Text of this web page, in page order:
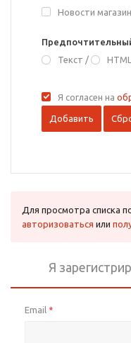
Новости
Текст / HTML
Я согласен на
Для просмотра списка
авторизоваться или
Я
Email *